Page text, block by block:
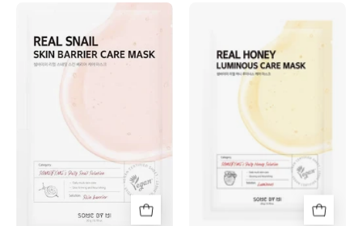
Barrier
Care
Honey
Luminous
Care